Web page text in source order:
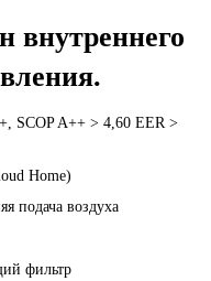
внутреннего
SCOP A++ > 4,60 EER >
Home)
подача воздуха
фильтр